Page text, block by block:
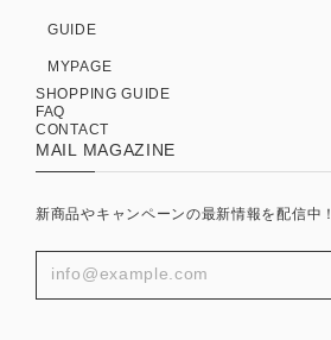
GUIDE
MYPAGE
SHOPPING GUIDE
FAQ
CONTACT
MAIL MAGAZINE
新商品やキャンペーンの最新情報を配信中！